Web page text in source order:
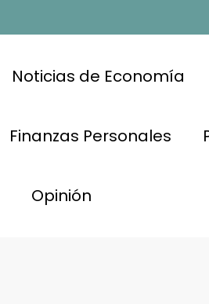
Noticias de Economía
Finanzas Personales
Opinión